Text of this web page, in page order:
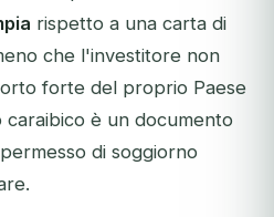
rispetto a una carta di
che l'investitore non
forte del proprio Paese
è un documento
di soggiorno